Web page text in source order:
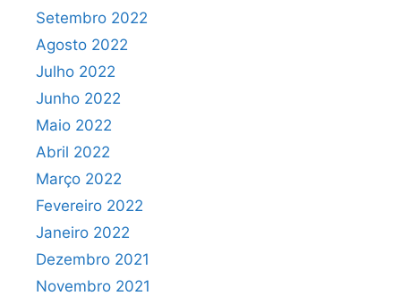
Setembro 2022
Agosto 2022
Julho 2022
Junho 2022
Maio 2022
Abril 2022
Março 2022
Fevereiro 2022
Janeiro 2022
Dezembro 2021
Novembro 2021